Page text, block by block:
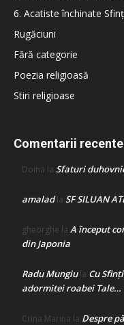
6. Acatiste închinate
Rugăciuni
Fără categorie
Poezia religioasă
Stiri religioase
Comentarii recente
Doina la Sfaturi
amaladla SF SILUAN
gheorghe la A început
din Japonia
Radu Mungiula Cu
adormitei roabei Tale…
Crina Marina la Despre